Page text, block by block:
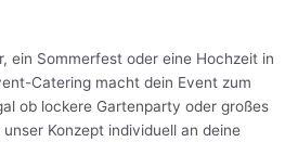
ein Sommerfest oder eine Hochzeit in
Catering macht dein Event zum
ob lockere Gartenparty oder großes
Konzept individuell an deine